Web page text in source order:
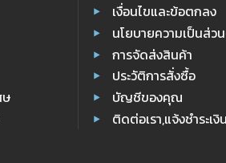
ษ
เงื่อนไขและข้อตกลง
นโยบายความเป็นส่ว
การจัดส่งสินค้า
ประวัติการสั่งซื้อ
บัญชีของคุณ
ติดต่อเรา,แจ้งชำระเงิน